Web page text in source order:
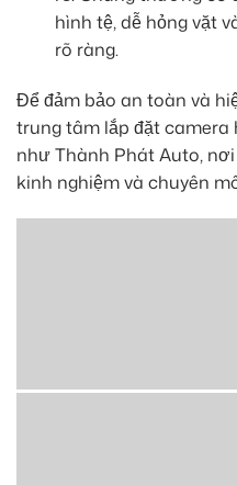
hình tệ, dễ hỏng vặt
rõ ràng.
Để đảm bảo an toàn và
trung tâm lắp đặt camera
như Thành Phát Auto,
kinh nghiệm và chuyên